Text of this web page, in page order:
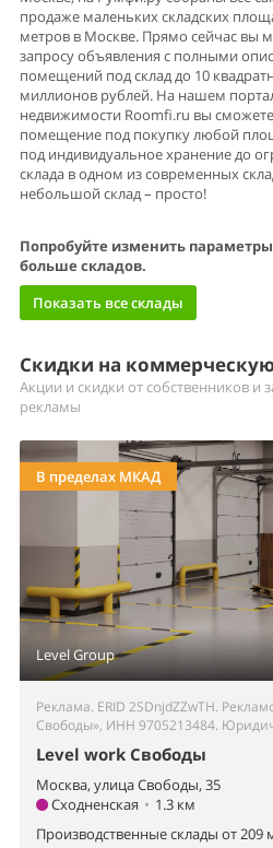
продаже маленьких складских
метров в Москве. Прямо сейчас вы
запросу объявления с полными
помещений под склад до 10
миллионов рублей. На нашем
недвижимости Roomfi.ru вы
помещение под покупку любой
под индивидуальное хранение до
склада в одном из современных
небольшой склад – просто!
Попробуйте изменить
больше складов.
Показать все склады
Скидки на
Акции и скидки от собственников и
рекламы
Level Group
В пределах МКАД
Реклама. ERID 2SDnjdZZwTH.
Свободы», ИНН 9705213484.
Level work Свободы
Москва, улица Свободы, 35
Сходненская • 1.3 км
Производственные склады от 209